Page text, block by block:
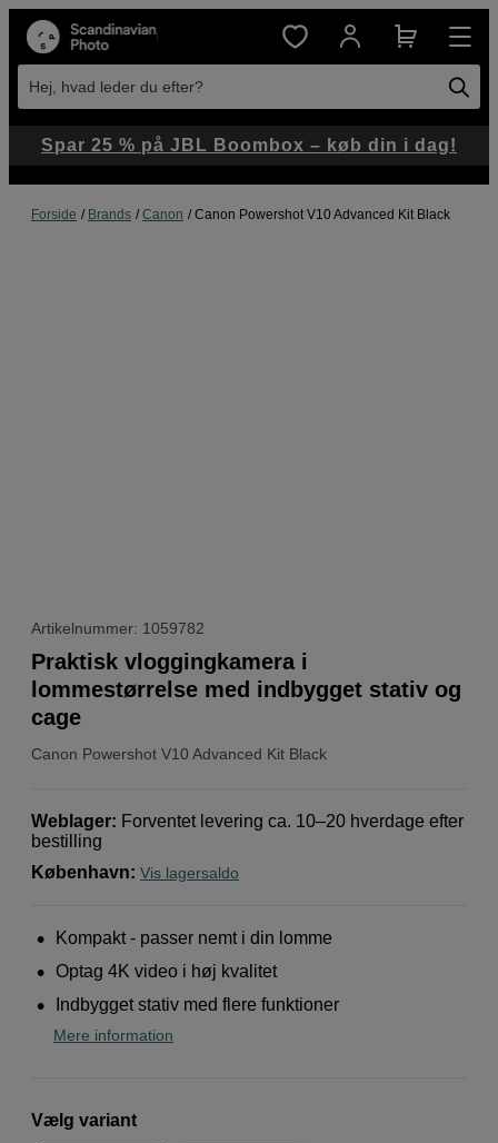
Hej, hvad leder du efter?
Forside Brands Canon Canon Powershot V10 Advanced Kit Black
Artikelnummer: 1059782
Canon Powershot V10 Advanced Kit Black
Praktisk vloggingkamera i
lommestørrelse med indbygget stativ og
cage
Weblager: Forventet levering ca. 10–20 hverdage efter
bestilling
København: Vis lagersaldo
Kompakt - passer nemt i din lomme
Optag 4K video i høj kvalitet
Indbygget stativ med flere funktioner
Mere information
Vælg variant
Spar 25 % på JBL Boombox – køb din i dag!